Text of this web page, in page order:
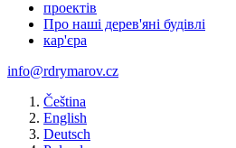
проектів
Про наші дерев'яні будівлі
кар'єра
info@rdrymarov.cz
Čeština
English
Deutsch